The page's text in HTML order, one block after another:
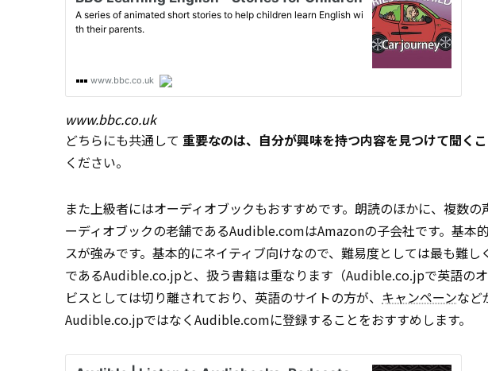
www.bbc.co.uk
どちらにも共通して 重要なのは、自分が興味を持つ内容を見つけて聞く
ください。
また上級者にはオーディオブックもおすすめです。朗読のほかに、複数
ーディオブックの老舗であるAudible.comはAmazonの子会社です。基本
スが強みです。基本的にネイティブ向けなので、難易度としては最も難
であるAudible.co.jpと、扱う書籍は重なります（Audible.co.jpで英語の
ビスとしては切り離されており、英語のサイトの方が、 キャンペーンなど
Audible.co.jpではなくAudible.comに登録することをおすすめします。